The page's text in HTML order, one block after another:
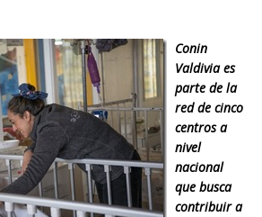
Conin
Valdivia es
parte de la
red de cinco
centros a
nivel
nacional
que busca
contribuir a